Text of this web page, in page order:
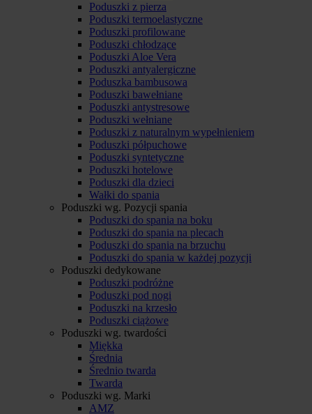
Poduszki z pierza
Poduszki termoelastyczne
Poduszki profilowane
Poduszki chłodzące
Poduszki Aloe Vera
Poduszki antyalergiczne
Poduszka bambusowa
Poduszki bawełniane
Poduszki antystresowe
Poduszki wełniane
Poduszki z naturalnym wypełnieniem
Poduszki półpuchowe
Poduszki syntetyczne
Poduszki hotelowe
Poduszki dla dzieci
Wałki do spania
Poduszki wg. Pozycji spania
Poduszki do spania na boku
Poduszki do spania na plecach
Poduszki do spania na brzuchu
Poduszki do spania w każdej pozycji
Poduszki dedykowane
Poduszki podróżne
Poduszki pod nogi
Poduszki na krzesło
Poduszki ciążowe
Poduszki wg. twardości
Miękka
Średnia
Średnio twarda
Twarda
Poduszki wg. Marki
AMZ